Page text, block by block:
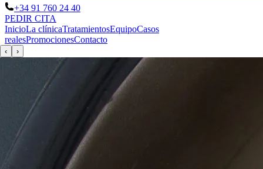
+34 91 760 24 40
PEDIR CITA
InicioLa clínicaTratamientosEquipoCasos
realesPromocionesContacto
‹ ›